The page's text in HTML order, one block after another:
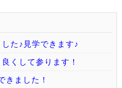
た♪見学できます♪
くして参ります！
きました！